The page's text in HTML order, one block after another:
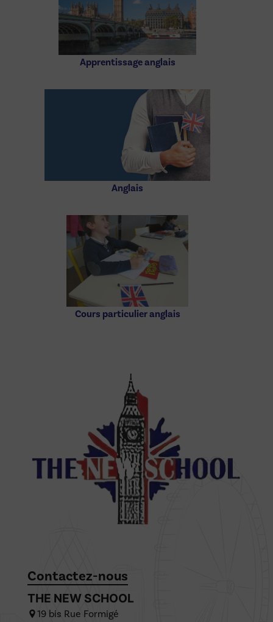
Apprentissage anglais
Anglais
Cours particulier anglais
Contactez-nous
THE NEW SCHOOL
19 bis Rue Formigé